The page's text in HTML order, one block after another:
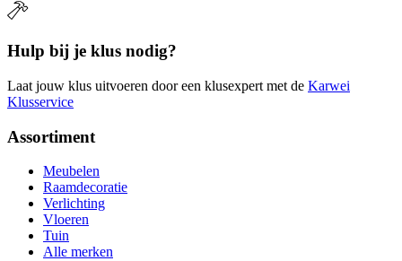
Hulp bij je klus nodig?
Laat jouw klus uitvoeren door een klusexpert met de Karwei
Klusservice
Assortiment
Meubelen
Raamdecoratie
Verlichting
Vloeren
Tuin
Alle merken